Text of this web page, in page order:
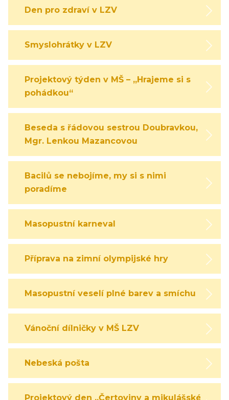
Den pro zdraví v LZV
Smyslohrátky v LZV
Projektový týden v MŠ – „Hrajeme si s
pohádkou“
Beseda s řádovou sestrou Doubravkou,
Mgr. Lenkou Mazancovou
Bacilů se nebojíme, my si s nimi
poradíme
Masopustní karneval
Příprava na zimní olympijské hry
Masopustní veselí plné barev a smíchu
Vánoční dílničky v MŠ LZV
Nebeská pošta
Projektový den „Čertoviny a mikulášské